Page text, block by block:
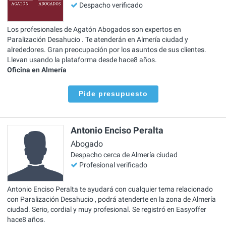
Despacho verificado
Los profesionales de Agatón Abogados son expertos en
Paralización Desahucio . Te atenderán en Almería ciudad y
alrededores. Gran preocupación por los asuntos de sus clientes.
Llevan usando la plataforma desde hace8 años.
Oficina en Almería
Pide presupuesto
Antonio Enciso Peralta
Abogado
Despacho cerca de Almería ciudad
Profesional verificado
Antonio Enciso Peralta te ayudará con cualquier tema relacionado
con Paralización Desahucio , podrá atenderte en la zona de Almería
ciudad. Serio, cordial y muy profesional. Se registró en Easyoffer
hace8 años.